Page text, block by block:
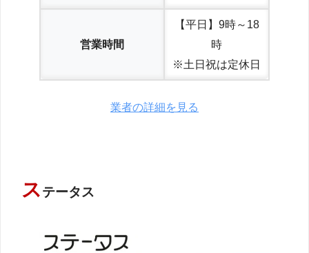
営業時間
【平日】9時～18
時
※土日祝は定休日
業者の詳細を見る
ステータス